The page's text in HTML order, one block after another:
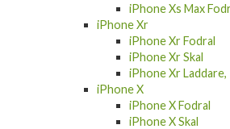
iPhone Xs Max
iPhone Xr
iPhone Xr Fodral
iPhone Xr Skal
iPhone Xr
iPhone X
iPhone X Fodral
iPhone X Skal